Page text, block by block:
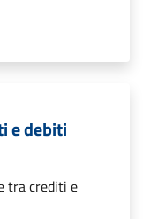
e debiti
tra crediti e